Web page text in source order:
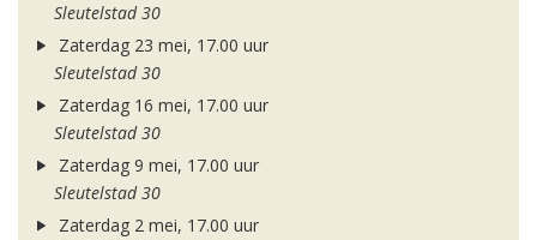
Sleutelstad 30
Zaterdag 23 mei, 17.00 uur
Sleutelstad 30
Zaterdag 16 mei, 17.00 uur
Sleutelstad 30
Zaterdag 9 mei, 17.00 uur
Sleutelstad 30
Zaterdag 2 mei, 17.00 uur